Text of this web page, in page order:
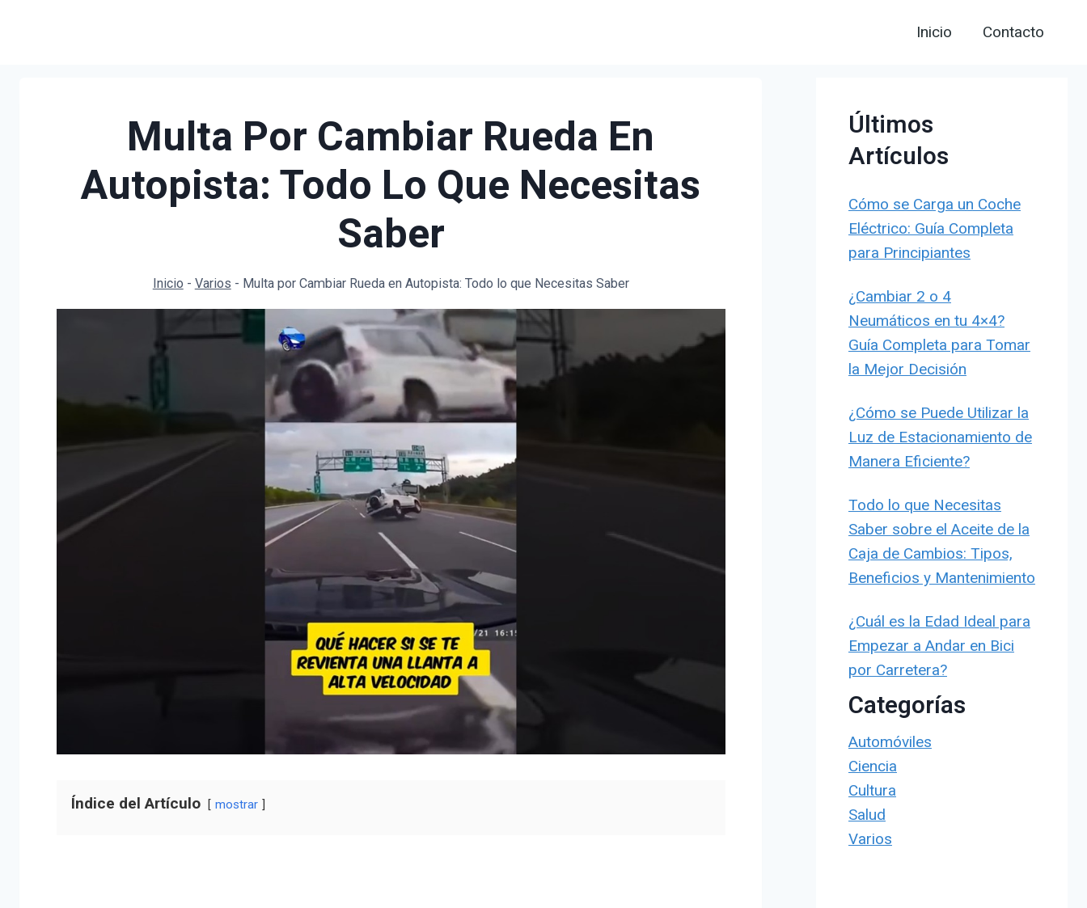
Inicio Contacto
Multa Por Cambiar Rueda En
Autopista: Todo Lo Que Necesitas
Saber
Inicio - Varios - Multa por Cambiar Rueda en Autopista: Todo lo que Necesitas Saber
Índice del Artículo mostrar
Últimos
Artículos
Cómo se Carga un Coche
Eléctrico: Guía Completa
para Principiantes
¿Cambiar 2 o 4
Neumáticos en tu 4×4?
Guía Completa para Tomar
la Mejor Decisión
¿Cómo se Puede Utilizar la
Luz de Estacionamiento de
Manera Eficiente?
Todo lo que Necesitas
Saber sobre el Aceite de la
Caja de Cambios: Tipos,
Beneficios y Mantenimiento
¿Cuál es la Edad Ideal para
Empezar a Andar en Bici
por Carretera?
Categorías
Automóviles
Ciencia
Cultura
Salud
Varios